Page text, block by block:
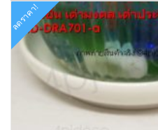
ลดราคา!